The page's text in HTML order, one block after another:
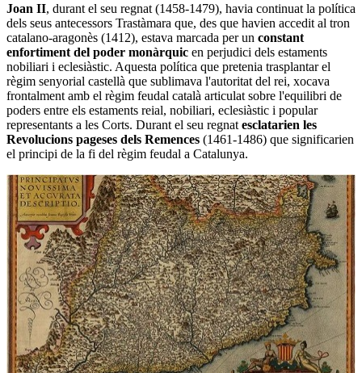
Joan II, durant el seu regnat (1458-1479), havia continuat la política
dels seus antecessors Trastàmara que, des que havien accedit al tron
catalano-aragonès (1412), estava marcada per un constant
enfortiment del poder monàrquic en perjudici dels estaments
nobiliari i eclesiàstic. Aquesta política que pretenia trasplantar el
règim senyorial castellà que sublimava l'autoritat del rei, xocava
frontalment amb el règim feudal català articulat sobre l'equilibri de
poders entre els estaments reial, nobiliari, eclesiàstic i popular
representants a les Corts. Durant el seu regnat esclatarien les
Revolucions pageses dels Remences (1461-1486) que significarien
el principi de la fi del règim feudal a Catalunya.